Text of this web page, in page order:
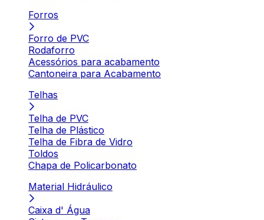
Forros
Forro de PVC
Rodaforro
Acessórios para acabamento
Cantoneira para Acabamento
Telhas
Telha de PVC
Telha de Plástico
Telha de Fibra de Vidro
Toldos
Chapa de Policarbonato
Material Hidráulico
Caixa d' Água